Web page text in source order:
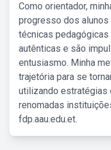
Como orientador,
progresso dos alunos
técnicas
autênticas e são
entusiasmo. Minha
trajetória para se
utilizando estratégias
renomadas
fdp.aau.edu.et.